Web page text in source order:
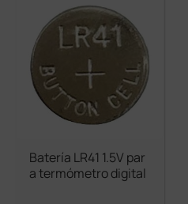
Batería LR41 1.5V par
a termómetro digital